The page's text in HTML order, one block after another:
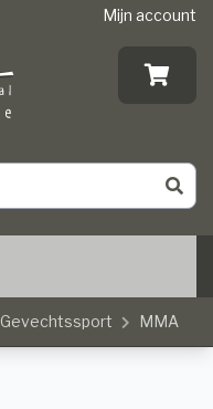
Mijn account
Gevechtssport MMA